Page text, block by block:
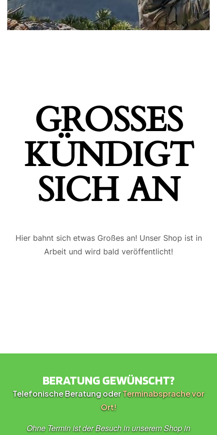
GROSSES K
ÜNDIGT S
ICH AN
Hier bahnt sich etwas Großes an! Unser Shop ist in
Arbeit und wird bald veröffentlicht!
BERATUNG GEWÜNSCHT?
Telefonische Beratung oderTerminabsprache vor
Ort!
Ohne Termin ist der Besuch in unserem Shop in